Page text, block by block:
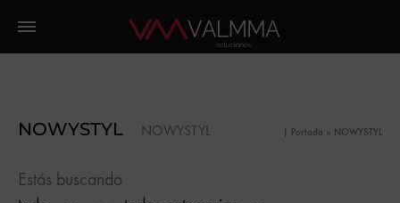
NOWYSTYL NOWYSTYL | Portada » NOWYSTYL
Estás buscando